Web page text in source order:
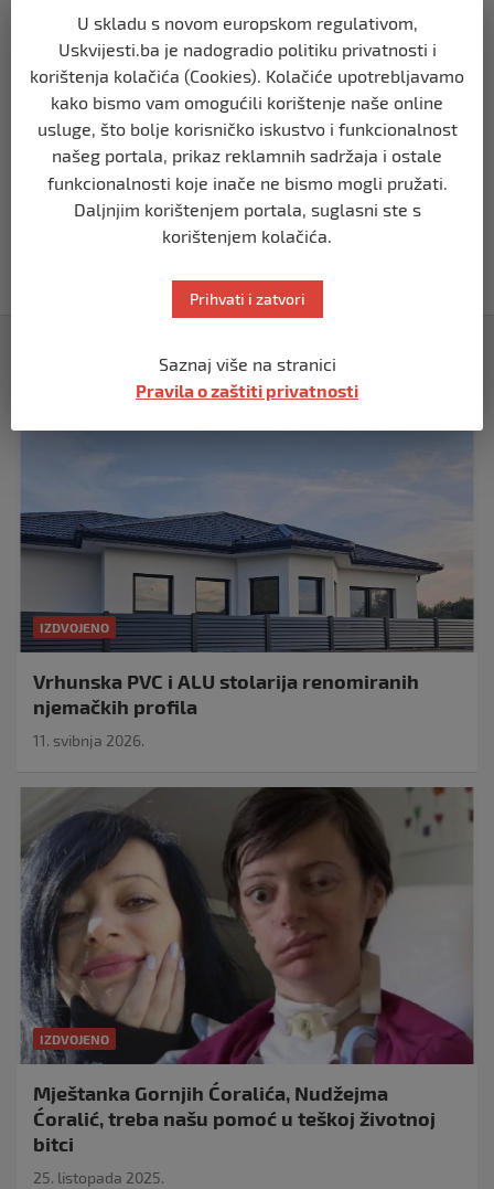
BIH
Demantij Federalnog ministarstva
unutrašnjih poslova
prije 5 mjeseci
BIH
Akcija SIPA-e: Pretresaju se stambeni i
pomoćni objekti
IZDVOJENO
Vrhunska PVC i ALU stolarija renomiranih
njemačkih profila
11. svibnja 2026.
IZDVOJENO
Mještanka Gornjih Ćoralića, Nudžejma
Ćoralić, treba našu pomoć u teškoj životnoj
bitci
25. listopada 2025.
U skladu s novom europskom regulativom,
Uskvijesti.ba je nadogradio politiku privatnosti i
korištenja kolačića (Cookies). Kolačiće upotrebljavamo
kako bismo vam omogućili korištenje naše online
usluge, što bolje korisničko iskustvo i funkcionalnost
našeg portala, prikaz reklamnih sadržaja i ostale
funkcionalnosti koje inače ne bismo mogli pružati.
Daljnjim korištenjem portala, suglasni ste s
korištenjem kolačića.
Prihvati i zatvori
Saznaj više na stranici
Pravila o zaštiti privatnosti